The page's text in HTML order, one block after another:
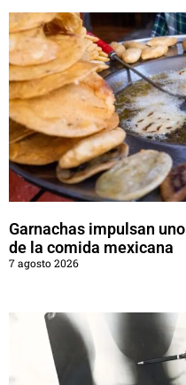
Garnachas impulsan
de la comida mexicana
7 agosto 2026